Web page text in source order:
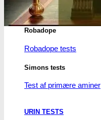
Cannabinoider test
Robadope
Robadope tests
Simons tests
Test af primære aminer
URIN TESTS